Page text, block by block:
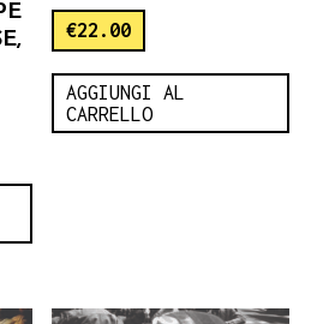
€22.00
AGGIUNGI AL
CARRELLO